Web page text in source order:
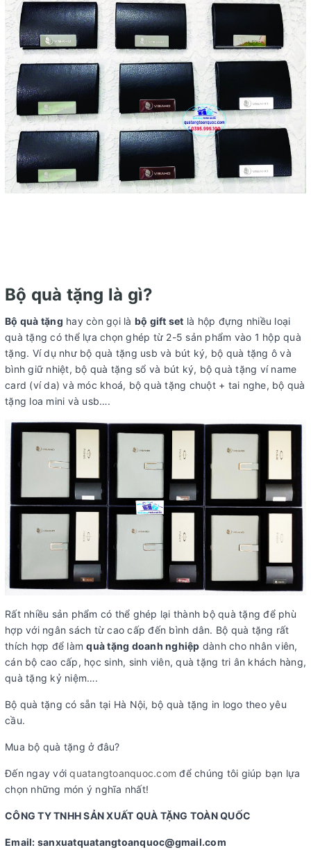
Bộ quà tặng là gì?
Bộ quà tặng hay còn gọi là bộ gift set là hộp đựng nhiều loại
quà tặng có thể lựa chọn ghép từ 2-5 sản phẩm vào 1 hộp quà
tặng. Ví dụ như bộ quà tặng usb và bút ký, bộ quà tặng ô và
bình giữ nhiệt, bộ quà tặng sổ và bút ký, bộ quà tặng ví name
card (ví da) và móc khoá, bộ quà tặng chuột + tai nghe, bộ quà
tặng loa mini và usb….
Rất nhiều sản phẩm có thể ghép lại thành bộ quà tặng để phù
hợp với ngân sách từ cao cấp đến bình dân. Bộ quà tặng rất
thích hợp để làmquà tặng doanh nghiệp dành cho nhân viên,
cán bộ cao cấp, học sinh, sinh viên, quà tặng tri ân khách hàng,
quà tặng kỷ niệm….
Bộ quà tặng có sẵn tại Hà Nội, bộ quà tặng in logo theo yêu
cầu.
Mua bộ quà tặng ở đâu?
Đến ngay vớiquatangtoanquoc.comđể chúng tôi giúp bạn lựa
chọn những món ý nghĩa nhất!
CÔNG TY TNHH SẢN XUẤT QUÀ TẶNG TOÀN QUỐC
Email: sanxuatquatangtoanquoc@gmail.com